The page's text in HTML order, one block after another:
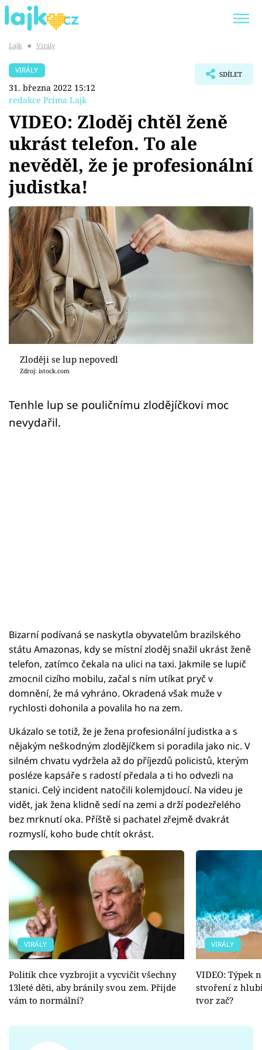
SHOPAHOLICADEL
Témata
Showbyznys
Youtubeři
Virály
Sex a vztahy
Videa
Sledujte prima+
Přihlášení
Sledujte nás
Lajk ■ Virály
VIRÁLY
31. března 2022 15:12
redakce Prima Lajk
SDÍLET
VIDEO: Zloděj chtěl ženě
ukrást telefon. To ale
nevěděl, že je profesionální
judistka!
Zloději se lup nepovedl
Zdroj: istock.com
Tenhle lup se pouličnímu zlodějíčkovi moc
nevydařil.
Bizarní podívaná se naskytla obyvatelům brazilského
státu Amazonas, kdy se místní zloděj snažil ukrást ženě
telefon, zatímco čekala na ulici na taxi. Jakmile se lupič
zmocnil cizího mobilu, začal s ním utíkat pryč v
domnění, že má vyhráno. Okradená však muže v
rychlosti dohonila a povalila ho na zem.
Ukázalo se totiž, že je žena profesionální judistka a s
nějakým neškodným zlodějíčkem si poradila jako nic. V
silném chvatu vydržela až do příjezdů policistů, kterým
posléze kapsáře s radostí předala a ti ho odvezli na
stanici. Celý incident natočili kolemjdoucí. Na videu je
vidět, jak žena klidně sedí na zemi a drží podezřelého
bez mrknutí oka. Příště si pachatel zřejmě dvakrát
rozmyslí, koho bude chtít okrást.
VIRÁLY
Politik chce vyzbrojit a vycvičit všechny
13leté děti, aby bránily svou zem. Přijde
vám to normální?
VIRÁLY
VIDEO: Týpek
stvoření z
tvor zač?